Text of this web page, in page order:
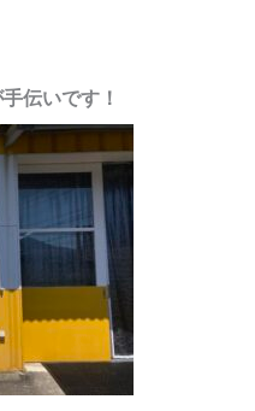
伝いです！